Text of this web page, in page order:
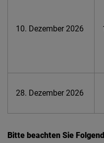
10. Dezember 2026
28. Dezember 2026
Bitte beachten Sie